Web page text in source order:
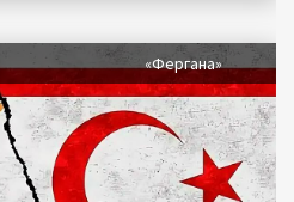
«Фергана»